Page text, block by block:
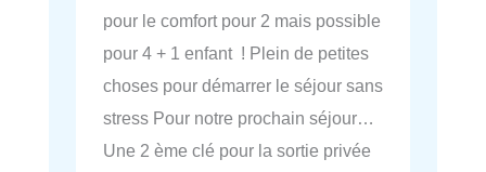
pour le comfort pour 2 mais possible
pour 4 + 1 enfant ! Plein de petites
choses pour démarrer le séjour sans
stress Pour notre prochain séjour…
Une 2 ème clé pour la sortie privée